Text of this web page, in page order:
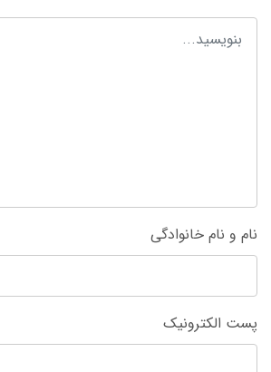
نام و نام خانوادگی
پست الکترونیک